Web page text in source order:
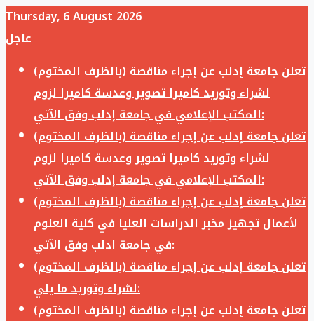
Thursday, 6 August 2026
عاجل
تعلن جامعة إدلب عن إجراء مناقصة (بالظرف المختوم)
لشراء وتوريد كاميرا تصوير وعدسة كاميرا لزوم
المكتب الإعلامي في جامعة إدلب وفق الآتي:
تعلن جامعة إدلب عن إجراء مناقصة (بالظرف المختوم)
لشراء وتوريد كاميرا تصوير وعدسة كاميرا لزوم
المكتب الإعلامي في جامعة إدلب وفق الآتي:
تعلن جامعة إدلب عن إجراء مناقصة (بالظرف المختوم)
لأعمال تجهيز مخبر الدراسات العليا في كلية العلوم
في جامعة ادلب وفق الآتي:
تعلن جامعة إدلب عن إجراء مناقصة (بالظرف المختوم)
لشراء وتوريد ما يلي:
تعلن جامعة إدلب عن إجراء مناقصة (بالظرف المختوم)